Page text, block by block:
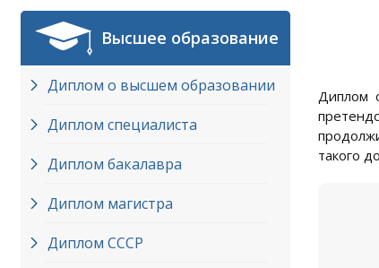
Высшее образование
Диплом о высшем образовании
Диплом специалиста
Диплом бакалавра
Диплом магистра
Диплом СССР
Диплом
такого